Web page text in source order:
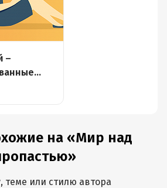
–
на «Мир над
теме или стилю автора